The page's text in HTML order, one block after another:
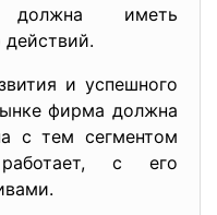
должна иметь
и успешного
фирма должна
с тем сегментом
с его